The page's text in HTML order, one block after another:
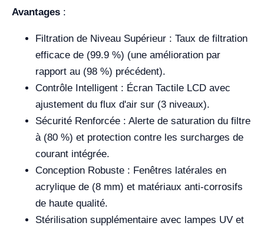
Avantages :
Filtration de Niveau Supérieur : Taux de filtration
efficace de (99.9 %) (une amélioration par
rapport au (98 %) précédent).
Contrôle Intelligent : Écran Tactile LCD avec
ajustement du flux d'air sur (3 niveaux).
Sécurité Renforcée : Alerte de saturation du filtre
à (80 %) et protection contre les surcharges de
courant intégrée.
Conception Robuste : Fenêtres latérales en
acrylique de (8 mm) et matériaux anti-corrosifs
de haute qualité.
Stérilisation supplémentaire avec lampes UV et